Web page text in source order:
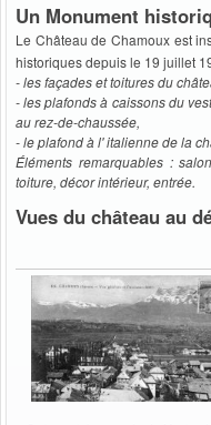
Un Monument
Le Château de Chamoux est
historiques depuis le 19 juillet
- les façades et toitures du
- les plafonds à caissons du
au rez-de-chaussée,
- le plafond à l' italienne de la
Éléments remarquables :
toiture, décor intérieur, entrée.
Vues du château au